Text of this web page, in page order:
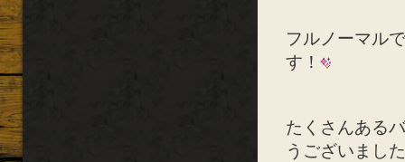
フルノーマル
す！
たくさんある
うございました